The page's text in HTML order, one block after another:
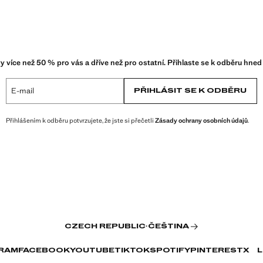
více než 50 % pro vás a dříve než pro ostatní. Přihlaste se k odběru
E-mail PŘIHLÁSIT SE K ODBĚRU
Přihlášením k odběru potvrzujete, že jste si přečetli Zásady ochrany osobních údajů.
CZECH REPUBLIC·ČEŠTINA
FACEBOOKYOUTUBETIKTOKSPOTIFYPINTERESTX